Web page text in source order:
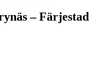
– Färjestad